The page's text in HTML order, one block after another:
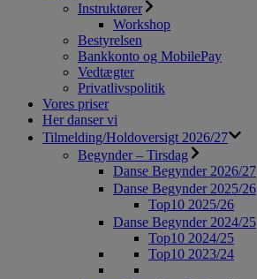
Instruktører
Workshop
Bestyrelsen
Bankkonto og MobilePay
Vedtægter
Privatlivspolitik
Vores priser
Her danser vi
Tilmelding/Holdoversigt 2026/27
Begynder – Tirsdag
Danse Begynder 2026/27
Danse Begynder 2025/26
Top10 2025/26
Danse Begynder 2024/25
Top10 2024/25
Top10 2023/24